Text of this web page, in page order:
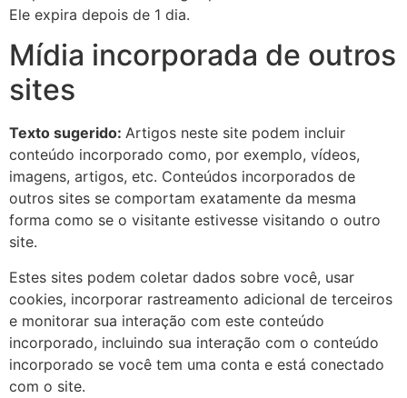
Ele expira depois de 1 dia.
Mídia incorporada de outros
sites
Texto sugerido: Artigos neste site podem incluir
conteúdo incorporado como, por exemplo, vídeos,
imagens, artigos, etc. Conteúdos incorporados de
outros sites se comportam exatamente da mesma
forma como se o visitante estivesse visitando o outro
site.
Estes sites podem coletar dados sobre você, usar
cookies, incorporar rastreamento adicional de terceiros
e monitorar sua interação com este conteúdo
incorporado, incluindo sua interação com o conteúdo
incorporado se você tem uma conta e está conectado
com o site.